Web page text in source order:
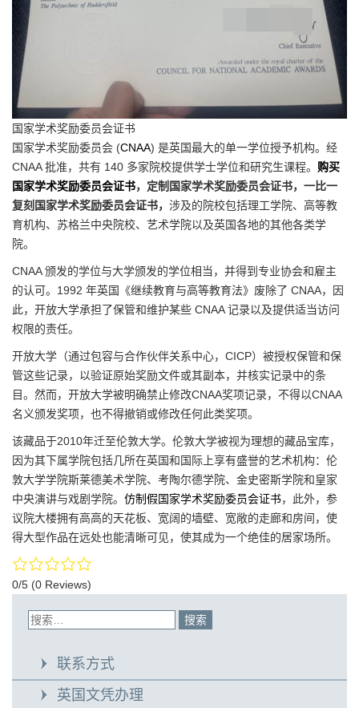
国家学术奖励委员会证书
国家学术奖励委员会 (CNAA) 是英国最大的单一学位授予机构。经
CNAA 批准，共有 140 多家院校提供学士学位和研究生课程。 购买
国家学术奖励委员会证书，定制国家学术奖励委员会证书，一比一
复刻国家学术奖励委员会证书， 涉及的院校包括理工学院、高等教
育机构、苏格兰中央院校、艺术学院以及英国各地的其他各类学
院。
CNAA 颁发的学位与大学颁发的学位相当，并得到专业协会和雇主
的认可。1992 年英国《继续教育与高等教育法》废除了 CNAA，因
此，开放大学承担了保管和维护某些 CNAA 记录以及提供适当访问
权限的责任。
开放大学（通过包容与合作伙伴关系中心，CICP）被授权保管和保
管这些记录，以验证原始奖励文件或其副本，并核实记录中的条
目。然而，开放大学被明确禁止修改CNAA奖项记录，不得以CNAA
名义颁发奖项，也不得撤销或修改任何此类奖项。
该藏品于2010年迁至伦敦大学。伦敦大学被视为理想的藏品宝库，
因为其下属学院包括几所在英国和国际上享有盛誉的艺术机构：伦
敦大学学院斯莱德美术学院、考陶尔德学院、金史密斯学院和皇家
中央演讲与戏剧学院。 仿制假国家学术奖励委员会证书，此外，参
议院大楼拥有高高的天花板、宽阔的墙壁、宽敞的走廊和房间，使
得大型作品在远处也能清晰可见，使其成为一个绝佳的居家场所。
0/5 (0 Reviews)
联系方式
英国文凭办理